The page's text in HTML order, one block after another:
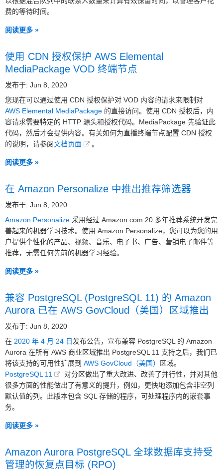
费的等待时间。
阅读更多 »
使用 CDN 授权保护 AWS Elemental
MediaPackage VOD 终端节点
发布于: Jun 8, 2020
您现在可以通过使用 CDN 授权保护对 VOD 内容的请求来限制对
AWS Elemental MediaPackage 的直接访问。使用 CDN 授权后，内
容请求需要特定的 HTTP 源头和授权代码。MediaPackage 先验证此
代码，然后才会提供内容。有关如何为直播终端节点配置 CDN 授权
的说明，请参阅文档页面 。
阅读更多 »
在 Amazon Personalize 中推出推荐筛选器
发布于: Jun 8, 2020
Amazon Personalize 采用经过 Amazon.com 20 多年推荐系统开发完
善起来的机器学习技术。使用 Amazon Personalize，您可以为您的用
户提供个性化的产品、视频、音乐、电子书、广告、营销电子邮件等
推荐，无需任何先前的机器学习经验。
阅读更多 »
兼容 PostgreSQL (PostgreSQL 11) 的 Amazon
Aurora 已在 AWS GovCloud（美国）区域推出
发布于: Jun 8, 2020
在 2020 年 4 月 24 日 发布公告，宣布兼容 PostgreSQL 的 Amazon
Aurora 在所有 AWS 商业区域推出 PostgreSQL 11 支持之后，我们已
将该支持的可用性扩展到 AWS GovCloud（美国）
区域。
PostgreSQL 11
对分区做出了重大改进、改善了并行性，并对其他
很多方面的性能做出了有意义的提升，例如，更快地添加包含非空列
默认值的列。此版本包含 SQL 存储的程序，可处理程序内的嵌套事
务。
阅读更多 »
Amazon Aurora PostgreSQL 全球数据库支持受
管理的恢复点目标 (RPO)